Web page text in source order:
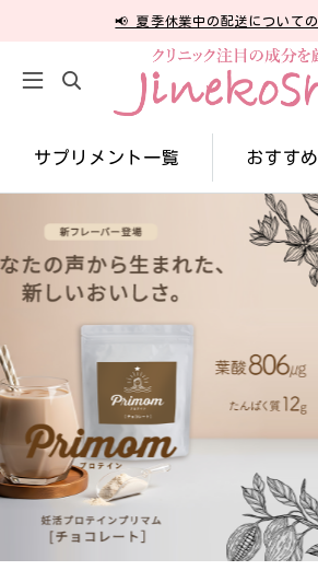
📢 夏季休業中の配送について
サプリメント一覧 おすす